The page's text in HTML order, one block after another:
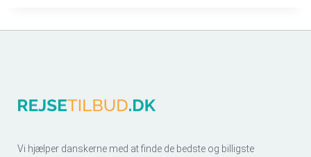
Vi hjælper danskerne med at finde de bedste og billigste